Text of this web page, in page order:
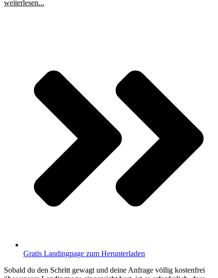
weiterlesen...
Gratis Landingpage zum Herunterladen
Sobald du den Schritt gewagt und deine Anfrage völlig kostenfrei